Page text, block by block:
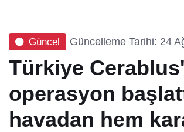
Güncel Güncelleme Tarihi: 24
Türkiye
operasyon
havadan hem